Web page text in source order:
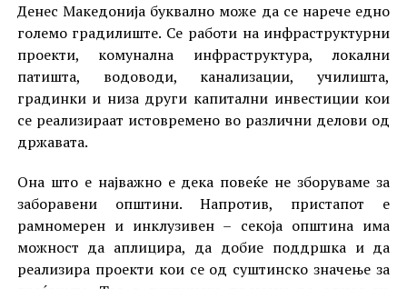
Денес Македонија буквално може да се нарече едно
големо градилиште. Се работи на инфраструктурни
проекти, комунална инфраструктура, локални
патишта, водоводи, канализации, училишта,
градинки и низа други капитални инвестиции кои
се реализираат истовремено во различни делови од
државата.
Она што е најважно е дека повеќе не зборуваме за
заборавени општини. Напротив, пристапот е
рамномерен и инклузивен – секоја општина има
можност да аплицира, да добие поддршка и да
реализира проекти кои се од суштинско значење за